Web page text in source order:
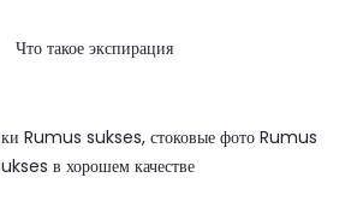
Что такое экспирация
Rumus sukses, стоковые фото Rumus
в хорошем качестве